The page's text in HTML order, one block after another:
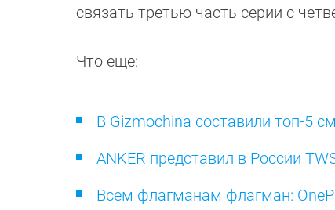
связать третью часть серии с
Что еще:
В Gizmochina составили топ-5
ANKER представил в России
Всем флагманам флагман: